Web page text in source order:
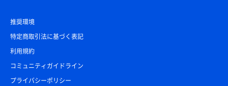
推奨環境
特定商取引法に基づく表記
利用規約
コミュニティガイドライン
プライバシーポリシー